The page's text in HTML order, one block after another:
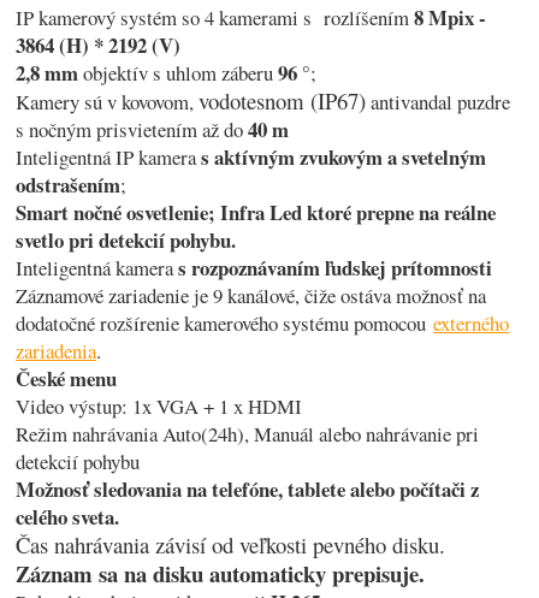
IP kamerový systém so 4 kamerami s rozlíšením8 Mpix -
3864 (H) * 2192 (V)
2,8 mmobjektív s uhlom záberu96 °;
Kamery sú v kovovom,vodotesnom (IP67)antivandal puzdre
s nočným prisvietením až do40 m
Inteligentná IP kameras aktívným zvukovým a svetelným
odstrašením;
Smart nočné osvetlenie; Infra Led ktoré prepne na reálne
svetlo pri detekcií pohybu.
Inteligentná kameras rozpoznávaním ľudskej prítomnosti
Záznamové zariadenie je 9 kanálové, čiže ostáva možnosť na
dodatočné rozšírenie kamerového systému pomocouexterného
zariadenia.
České menu
Video výstup: 1x VGA + 1 x HDMI
Režim nahrávania Auto(24h), Manuál alebo nahrávanie pri
detekcií pohybu
Možnosť sledovania na telefóne, tablete alebo počítači z
celého sveta.
Čas nahrávania závisí od veľkosti pevného disku.
Záznam sa na disku automaticky prepisuje.